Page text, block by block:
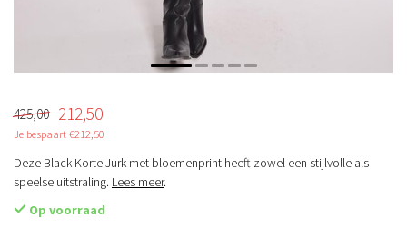
425,00 212,50
Je bespaart €212,50
Deze Black Korte Jurk met bloemenprint heeft zowel een stijlvolle als
speelse uitstraling. Lees meer.
Op voorraad